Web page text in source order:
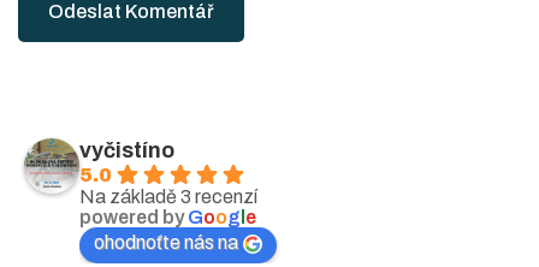
Odeslat Komentář
vyčistíno
5.0
Na základě 3 recenzí
powered byGoog e
ohodnoťte nás na